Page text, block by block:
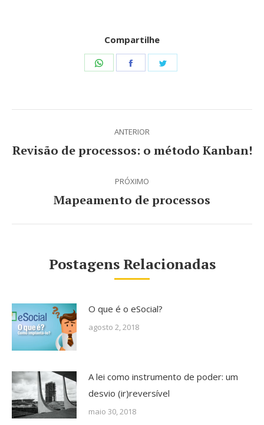
Compartilhe
Share
Share
de
ANTERIOR
Post
Revisão de processos: o método Kanban!
PRÓXIMO
Próximo
Mapeamento de processos
Postagens Relacionadas
O que é o eSocial?
agosto 2, 2018
A lei como instrumento de poder: um
desvio (ir)reversível
maio 30, 2018